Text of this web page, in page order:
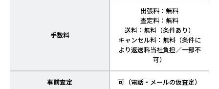
手数料
出張料：無料
査定料：無料
送料：無料（条件あり）
キャンセル料：無料（条件に
より返送料当社負担／一部不
可）
事前査定 可（電話・メールの仮査定）